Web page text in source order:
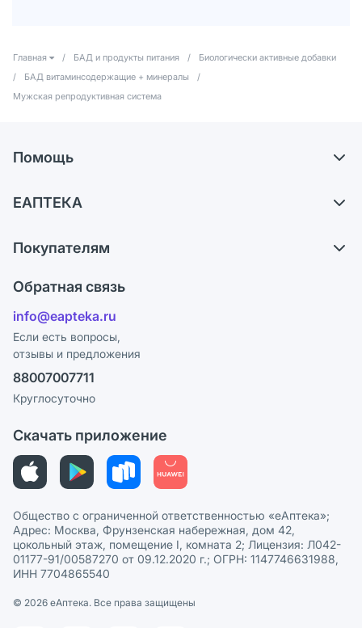
Главная / БАД и продукты питания /
Биологически активные добавки
/
БАД витаминсодержащие + минералы
/
Мужская репродуктивная система
Помощь
Самовывоз из аптек
Ответы на вопросы
Блог
ЕАПТЕКА
Карьера
Поставщики
Лицензия
Реклама на сайте
Ваши товары на ЕАПТЕКЕ
Покупателям
Программа СберСпасибо
Политика конфиденциальности
Пользовательское соглашение
Политика рекомендаций
Этика и соответствие
Политика в отношении обработки персональных данных
Обратная связь
info@eapteka.ru
Если есть вопросы,
отзывы и предложения
88007007711
Круглосуточно
Скачать приложение
Общество с ограниченной ответственностью «еАптека»;
Адрес: Москва, Фрунзенская набережная, дом 42,
цокольный этаж, помещение I, комната 2; Лицензия: Л042-
01177-91/00587270 от 09.12.2020 г.; ОГРН: 1147746631988,
ИНН 7704865540
© 2026 eАптека. Все права защищены